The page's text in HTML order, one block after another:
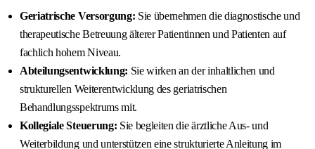
Geriatrische Versorgung: Sie übernehmen die diagnostische und
therapeutische Betreuung älterer Patientinnen und Patienten auf
fachlich hohem Niveau.
Abteilungsentwicklung: Sie wirken an der inhaltlichen und
strukturellen Weiterentwicklung des geriatrischen
Behandlungsspektrums mit.
Kollegiale Steuerung: Sie begleiten die ärztliche Aus- und
Weiterbildung und unterstützen eine strukturierte Anleitung im